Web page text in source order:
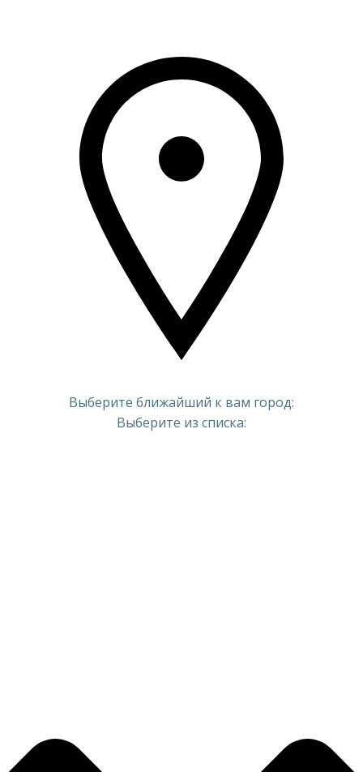
Выберите ближайший к вам город:
Выберите из списка: